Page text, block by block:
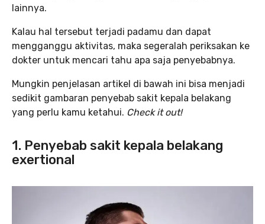
lainnya.
Kalau hal tersebut terjadi padamu dan dapat
mengganggu aktivitas, maka segeralah periksakan ke
dokter untuk mencari tahu apa saja penyebabnya.
Mungkin penjelasan artikel di bawah ini bisa menjadi
sedikit gambaran penyebab sakit kepala belakang
yang perlu kamu ketahui. Check it out!
1. Penyebab sakit kepala belakang
exertional